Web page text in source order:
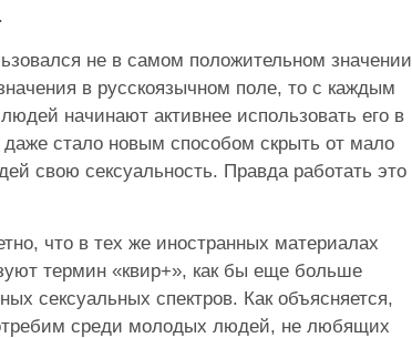
не в самом положительном значении
в русскоязычном поле, то с каждым
начинают активнее использовать его в
стало новым способом скрыть от мало
свою сексуальность. Правда работать это
что в тех же иностранных материалах
термин «квир+», как бы еще больше
сексуальных спектров. Как объясняется,
среди молодых людей, не любящих